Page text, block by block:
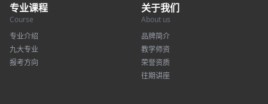
专业课程
Course
专业介绍
九大专业
报考方向
关于我们
About us
品牌简介
教学师资
荣誉资质
往期讲座